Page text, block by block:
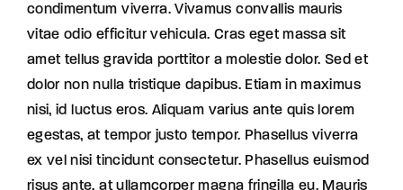
condimentum viverra. Vivamus convallis mauris
vitae odio efficitur vehicula. Cras eget massa sit
amet tellus gravida porttitor a molestie dolor. Sed et
dolor non nulla tristique dapibus. Etiam in maximus
nisi, id luctus eros. Aliquam varius ante quis lorem
egestas, at tempor justo tempor. Phasellus viverra
ex vel nisi tincidunt consectetur. Phasellus euismod
risus ante, at ullamcorper magna fringilla eu. Mauris